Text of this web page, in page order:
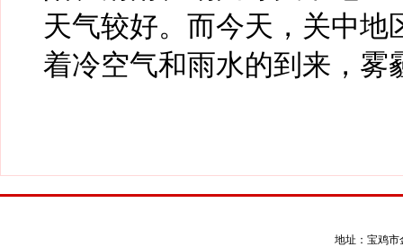
天气较好。而今天，关中地
着冷空气和雨水的到来，雾
地址：宝鸡市